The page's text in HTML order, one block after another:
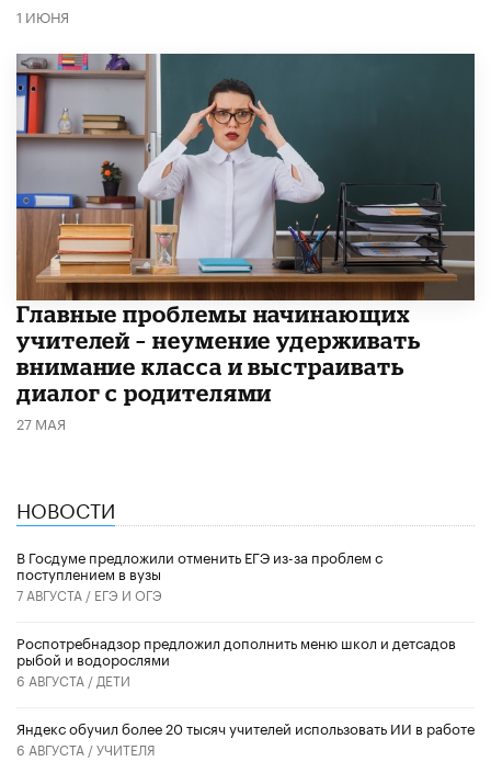
1 ИЮНЯ
Главные проблемы начинающих
учителей – неумение удерживать
внимание класса и выстраивать
диалог с родителями
27 МАЯ
НОВОСТИ
В Госдуме предложили отменить ЕГЭ из-за проблем с
поступлением в вузы
7 АВГУСТА / ЕГЭ И ОГЭ
Роспотребнадзор предложил дополнить меню школ и детсадов
рыбой и водорослями
6 АВГУСТА / ДЕТИ
​Яндекс обучил более 20 тысяч учителей использовать ИИ в работе
6 АВГУСТА /УЧИТЕЛЯ